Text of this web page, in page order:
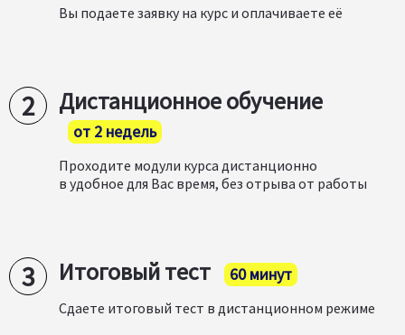
Вы подаете заявку на курс и оплачиваете её
Дистанционное обучение
от 2 недель
Проходите модули курса дистанционно
в удобное для Вас время, без отрыва от работы
Итоговый тест 60 минут
Сдаете итоговый тест в дистанционном режиме